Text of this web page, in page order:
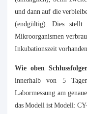
und dann auf die
(endgültig). Dies
Mikroorganismen
Inkubationszeit
Wie oben
innerhalb von 5
Labormessung am
das Modell ist Modell: